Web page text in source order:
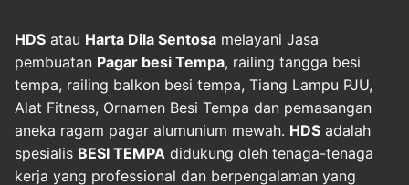
HDS atau Harta Dila Sentosa melayani Jasa
pembuatan Pagar besi Tempa, railing tangga besi
tempa, railing balkon besi tempa, Tiang Lampu PJU,
Alat Fitness, Ornamen Besi Tempa dan pemasangan
aneka ragam pagar alumunium mewah. HDS adalah
spesialis BESI TEMPA didukung oleh tenaga-tenaga
kerja yang professional dan berpengalaman yang